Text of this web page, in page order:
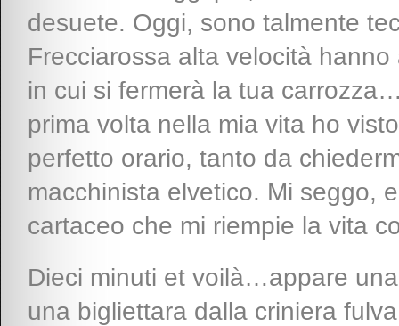
desuete. Oggi, sono talmente
Frecciarossa alta velocità
in cui si fermerà la tua
prima volta nella mia vita ho
perfetto orario, tanto da
macchinista elvetico. Mi seggo,
cartaceo che mi riempie la vita
Dieci minuti et voilà…appare
una bigliettara dalla criniera